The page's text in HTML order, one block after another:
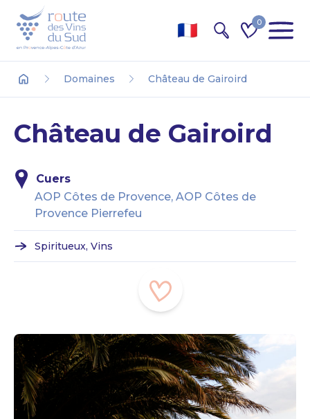
0
Domaines Château de Gairoird
Château de Gairoird
Cuers
AOP Côtes de Provence, AOP Côtes de
Provence Pierrefeu
Spiritueux, Vins